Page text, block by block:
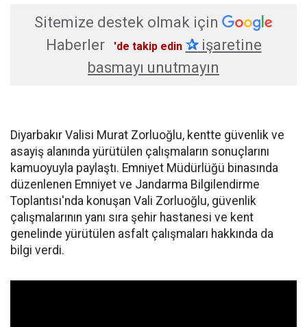
Sitemize destek olmak için
Haberler
'de takip edin ✰işaretine
basmayı unutmayın
Diyarbakır Valisi Murat Zorluoğlu, kentte güvenlik ve
asayiş alanında yürütülen çalışmaların sonuçlarını
kamuoyuyla paylaştı. Emniyet Müdürlüğü binasında
düzenlenen Emniyet ve Jandarma Bilgilendirme
Toplantısı'nda konuşan Vali Zorluoğlu, güvenlik
çalışmalarının yanı sıra şehir hastanesi ve kent
genelinde yürütülen asfalt çalışmaları hakkında da
bilgi verdi.